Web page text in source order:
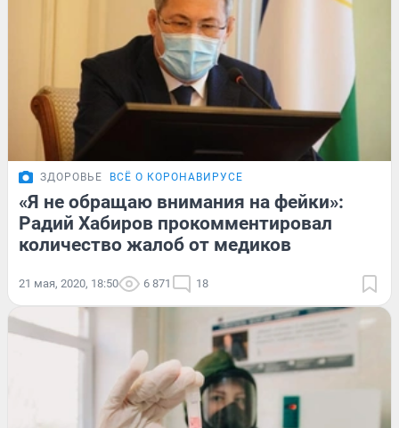
ЗДОРОВЬЕ ВСЁ О КОРОНАВИРУСЕ
«Я не обращаю внимания на фейки»:
Радий Хабиров прокомментировал
количество жалоб от медиков
21 мая, 2020, 18:50 6 871 18